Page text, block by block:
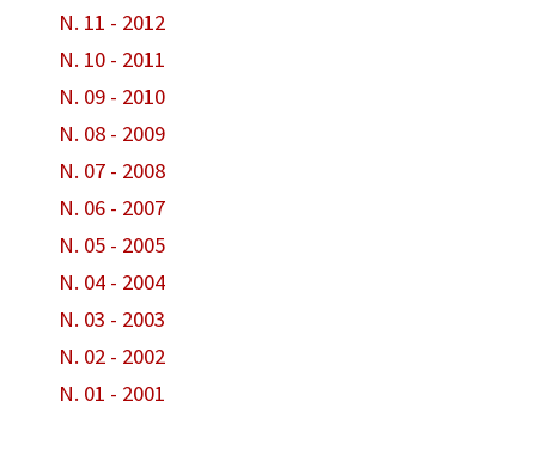
N. 11 - 2012
N. 10 - 2011
N. 09 - 2010
N. 08 - 2009
N. 07 - 2008
N. 06 - 2007
N. 05 - 2005
N. 04 - 2004
N. 03 - 2003
N. 02 - 2002
N. 01 - 2001